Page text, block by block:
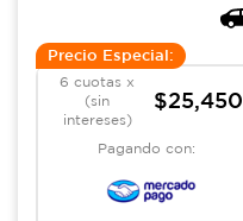
Precio Especial:
6 cuotas x
(sin
intereses)
$25,450
Pagando con: